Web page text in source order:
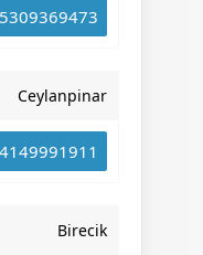
Ceylanpinar
Birecik